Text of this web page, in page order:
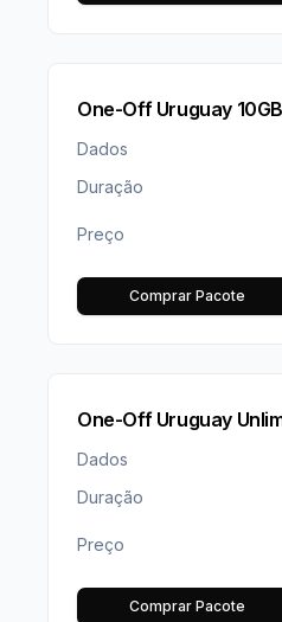
One-Off Uruguay
Dados
Duração
Preço
Comprar Pacote
One-Off Uruguay
Dados
Duração
Preço
Comprar Pacote